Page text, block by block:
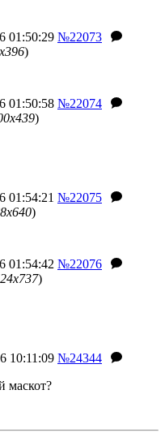
01:50:29 №22073
)
01:50:58 №22074
)
01:54:21 №22075
)
01:54:42 №22076
)
10:11:09 №24344
маскот?